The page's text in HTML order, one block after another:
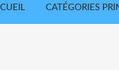
CATÉGORIES